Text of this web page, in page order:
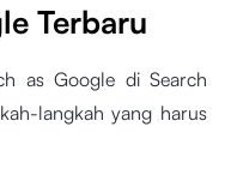
Terbaru
as Google di Search
langkah yang harus